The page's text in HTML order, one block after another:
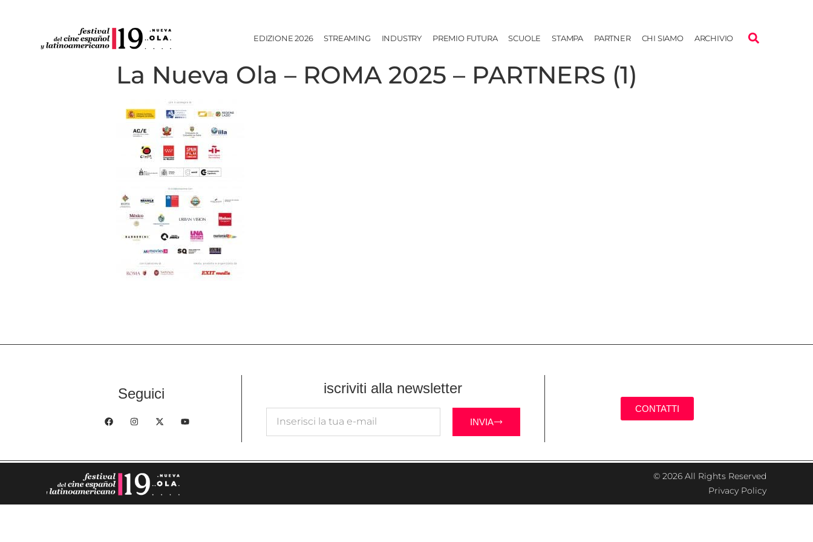
EDIZIONE 2026 STREAMING INDUSTRY PREMIO FUTURA SCUOLE STAMPA PARTNER CHI SIAMO ARCHIVIO
La Nueva Ola – ROMA 2025 – PARTNERS (1)
Seguici iscriviti alla newsletter
INVIA
CONTATTI
© 2026 All Rights Reserved
Privacy Policy